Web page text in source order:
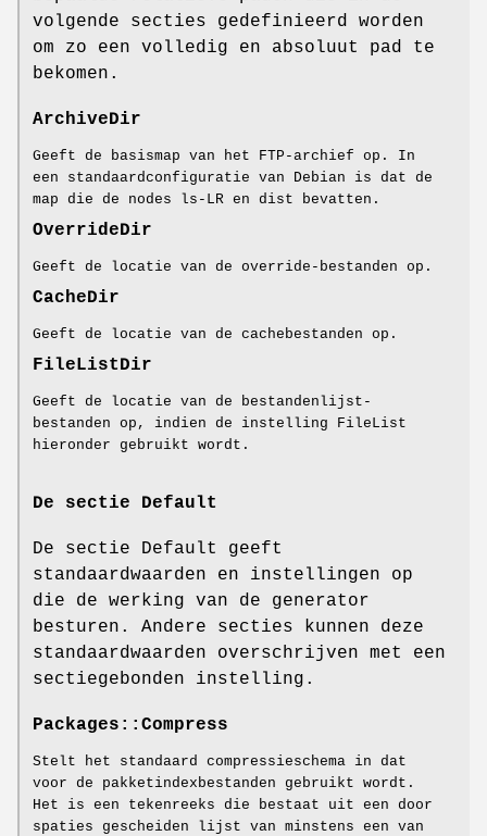
volgende secties gedefinieerd worden
om zo een volledig en absoluut pad te
bekomen.
ArchiveDir
Geeft de basismap van het FTP-archief op. In
een standaardconfiguratie van Debian is dat de
map die de nodes ls-LR en dist bevatten.
OverrideDir
Geeft de locatie van de override-bestanden op.
CacheDir
Geeft de locatie van de cachebestanden op.
FileListDir
Geeft de locatie van de bestandenlijst-
bestanden op, indien de instelling FileList
hieronder gebruikt wordt.
De sectie Default
De sectie Default geeft
standaardwaarden en instellingen op
die de werking van de generator
besturen. Andere secties kunnen deze
standaardwaarden overschrijven met een
sectiegebonden instelling.
Packages::Compress
Stelt het standaard compressieschema in dat
voor de pakketindexbestanden gebruikt wordt.
Het is een tekenreeks die bestaat uit een door
spaties gescheiden lijst van minstens een van